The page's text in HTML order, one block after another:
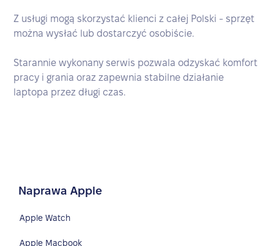
Z usługi mogą skorzystać klienci z całej Polski - sprzęt
można wysłać lub dostarczyć osobiście.
Starannie wykonany serwis pozwala odzyskać komfort
pracy i grania oraz zapewnia stabilne działanie
laptopa przez długi czas.
Naprawa Apple
Apple Watch
Apple Macbook